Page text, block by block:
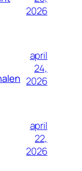
2026
april
24,
2026
april
22,
2026